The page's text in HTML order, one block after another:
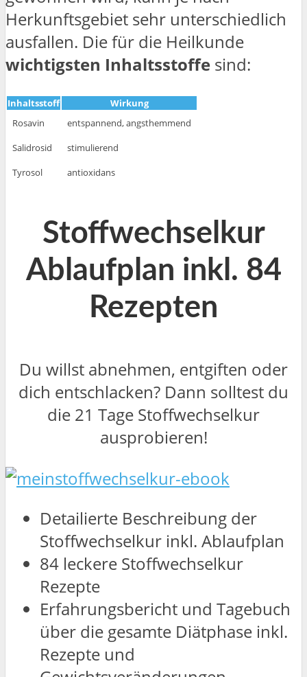
Herkunftsgebiet sehr unterschiedlich
ausfallen. Die für die Heilkunde
wichtigsten Inhaltsstoffe sind:
Inhaltsstoff
Wirkung
Rosavin
entspannend, angsthemmend
Salidrosid
stimulierend
Tyrosol
antioxidans
Stoffwechselkur
Ablaufplan inkl. 84
Rezepten
Du willst abnehmen, entgiften oder
dich entschlacken? Dann solltest du
die 21 Tage Stoffwechselkur
ausprobieren!
Detailierte Beschreibung der
Stoffwechselkur inkl. Ablaufplan
84 leckere Stoffwechselkur
Rezepte
Erfahrungsbericht und Tagebuch
über die gesamte Diätphase inkl.
Rezepte und